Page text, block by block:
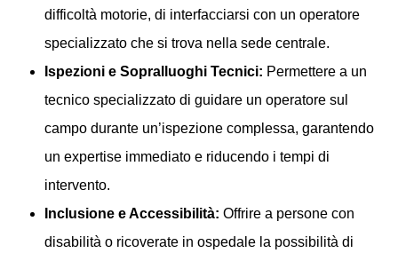
difficoltà motorie, di interfacciarsi con un operatore
specializzato che si trova nella sede centrale.
Ispezioni e Sopralluoghi Tecnici: Permettere a un
tecnico specializzato di guidare un operatore sul
campo durante un’ispezione complessa, garantendo
un expertise immediato e riducendo i tempi di
intervento.
Inclusione e Accessibilità: Offrire a persone con
disabilità o ricoverate in ospedale la possibilità di